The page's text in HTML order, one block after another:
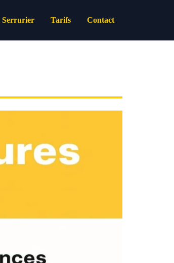
Serrurier Tarifs Contact